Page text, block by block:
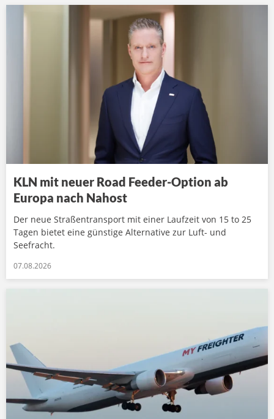
KLN mit neuer Road Feeder-Option ab
Europa nach Nahost
Der neue Straßentransport mit einer Laufzeit von 15 to 25
Tagen bietet eine günstige Alternative zur Luft- und
Seefracht.
07.08.2026